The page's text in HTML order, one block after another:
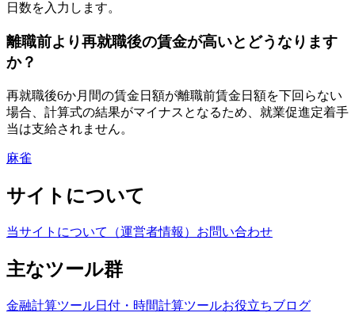
日数を入力します。
離職前より再就職後の賃金が高いとどうなります
か？
再就職後6か月間の賃金日額が離職前賃金日額を下回らない
場合、計算式の結果がマイナスとなるため、就業促進定着手
当は支給されません。
麻雀
サイトについて
当サイトについて（運営者情報） お問い合わせ
主なツール群
金融計算ツール日付・時間計算ツールお役立ちブログ